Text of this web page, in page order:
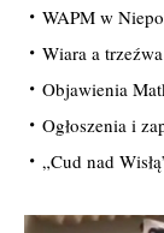
WAPM w
Wiara a
Objawienia
Ogłoszenia i
„Cud nad